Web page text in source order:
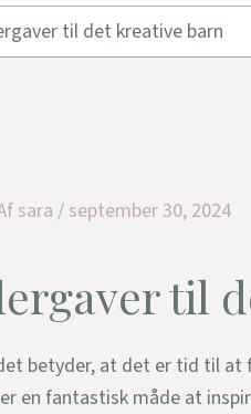
til det kreative barn
sara / september 30, 2024
til
betyder, at det er tid til at
en fantastisk måde at